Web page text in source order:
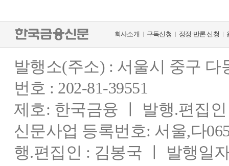
회사소개 구독신청 정정·반론 신청
발행소(주소) : 서울시 중구
번호 : 202-81-39551
제호: 한국금융 ㅣ 발행.편집
신문사업 등록번호: 서울,다
행.편집인 : 김봉국 ㅣ 발행일